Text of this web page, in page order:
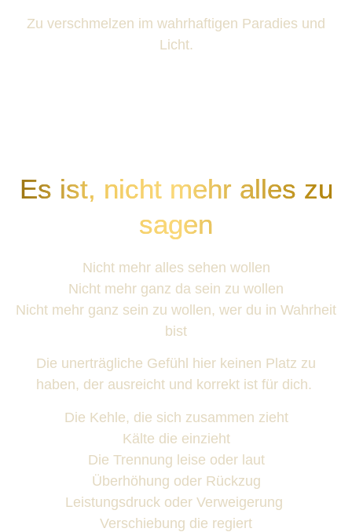
Zu verschmelzen im wahrhaftigen Paradies und
Licht.
Es ist, nicht mehr alles zu
sagen
Nicht mehr alles sehen wollen
Nicht mehr ganz da sein zu wollen
Nicht mehr ganz sein zu wollen, wer du in Wahrheit
bist
Die unerträgliche Gefühl hier keinen Platz zu
haben, der ausreicht und korrekt ist für dich.
Die Kehle, die sich zusammen zieht
Kälte die einzieht
Die Trennung leise oder laut
Überhöhung oder Rückzug
Leistungsdruck oder Verweigerung
Verschiebung die regiert